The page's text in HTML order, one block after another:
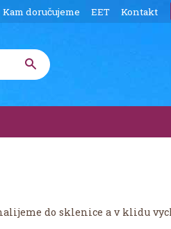
Kam doručujeme EET Kontakt
do sklenice a v klidu